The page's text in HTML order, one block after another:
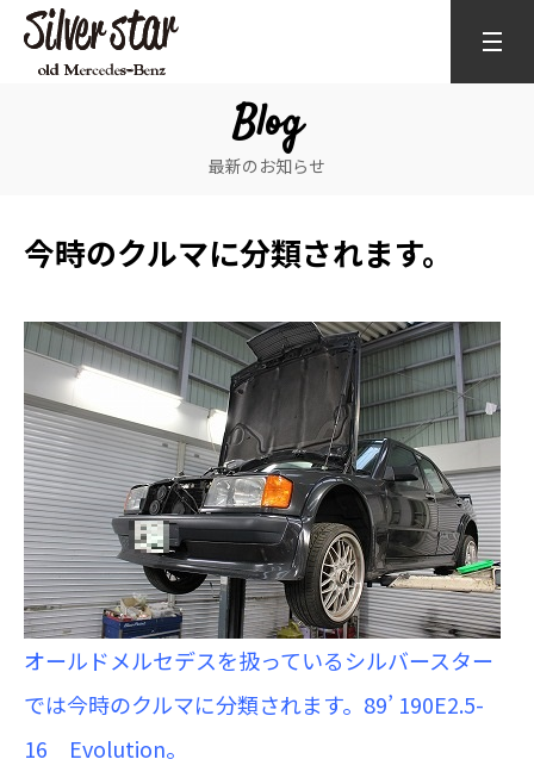
Blog
最新のお知らせ
今時のクルマに分類されます。
オールドメルセデスを扱っているシルバースター
では今時のクルマに分類されます。89’ 190E2.5-
16 Evolution。